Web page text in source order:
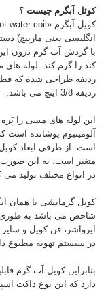
کوئل آبگرم چیست ؟
انگلیسی یعنی مارپیچ)
با گردش آب گرم درون
کند را گرم کند. لوله
ردیفه 3/8 اینچ می باشد.
این لوله‌ های مسی را
است. از طرفی ابعاد
متغیر است، به این
در انواع مختلف تولید می
کویل گرمایشی یا همان
شاخص می باشد به طوری
ایرواشر، فن کویل و
در سیستم تهویه مطبوع
بنابراین کویل آب گرم
دارد که این نوع داکت